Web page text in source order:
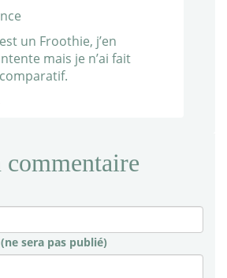
un Froothie, j’en
mais je n’ai fait
commentaire
(ne sera pas publié)